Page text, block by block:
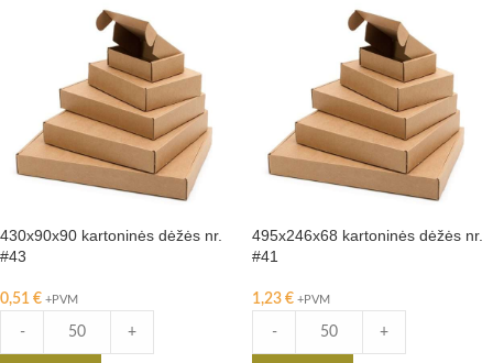
430x90x90 kartoninės dėžės nr.
#43
0,51 € +PVM
- +
495x246x68 kartoninės dėžės nr.
#41
1,23 € +PVM
- +